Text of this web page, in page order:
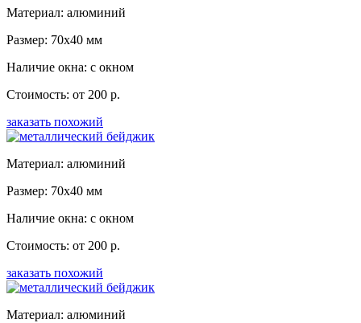
Материал: алюминий
Размер: 70x40 мм
Наличие окна: с окном
Стоимость: от 200 р.
заказать похожий
Материал: алюминий
Размер: 70x40 мм
Наличие окна: с окном
Стоимость: от 200 р.
заказать похожий
Материал: алюминий